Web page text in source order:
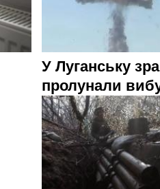
У Луганську
пролунали